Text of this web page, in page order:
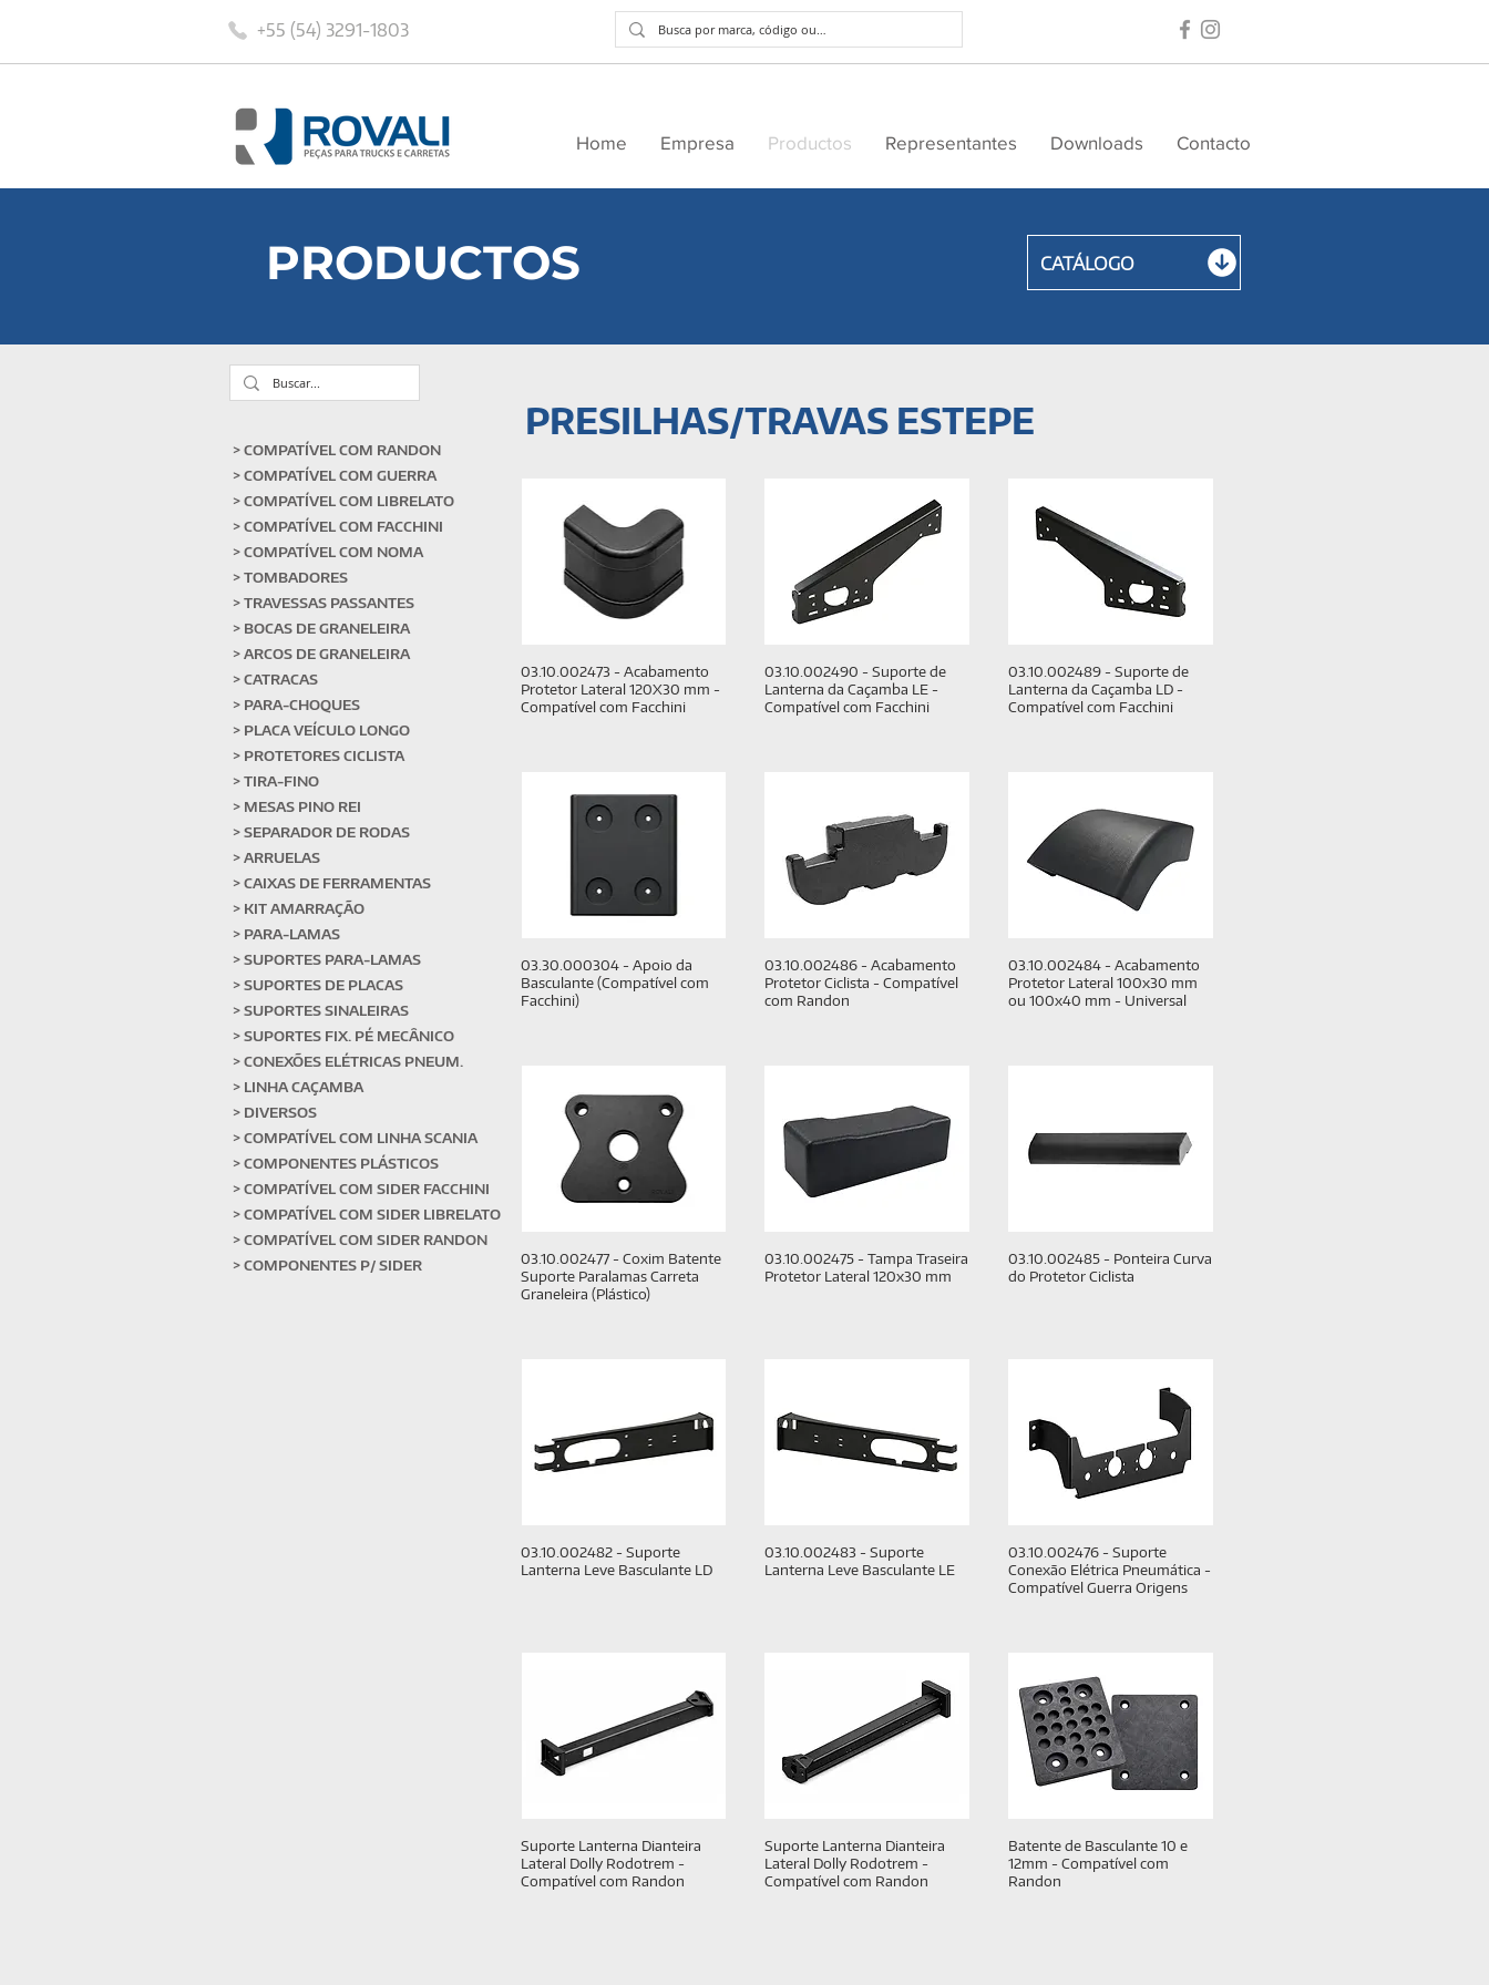
+55 (54) 3291-1803
Home Empresa Productos Representantes Downloads Contacto
PRODUCTOS CATÁLOGO
PRESILHAS/TRAVAS ESTEPE
03.10.002473 - Acabamento
Protetor Lateral 120X30 mm -
Compatível com Facchini
03.10.002490 - Suporte de
Lanterna da Caçamba LE -
Compatível com Facchini
03.10.002489 - Suporte de
Lanterna da Caçamba LD -
Compatível com Facchini
03.30.000304 - Apoio da
Basculante (Compatível com
Facchini)
03.10.002486 - Acabamento
Protetor Ciclista - Compatível
com Randon
03.10.002484 - Acabamento
Protetor Lateral 100x30 mm
ou 100x40 mm - Universal
03.10.002477 - Coxim Batente
Suporte Paralamas Carreta
Graneleira (Plástico)
03.10.002475 - Tampa Traseira
Protetor Lateral 120x30 mm
03.10.002485 - Ponteira Curva
do Protetor Ciclista
03.10.002482 - Suporte
Lanterna Leve Basculante LD
03.10.002483 - Suporte
Lanterna Leve Basculante LE
03.10.002476 - Suporte
Conexão Elétrica Pneumática -
Compatível Guerra Origens
Suporte Lanterna Dianteira
Lateral Dolly Rodotrem -
Compatível com Randon
Suporte Lanterna Dianteira
Lateral Dolly Rodotrem -
Compatível com Randon
Batente de Basculante 10 e
12mm - Compatível com
Randon
> COMPATÍVEL COM RANDON
> COMPATÍVEL COM GUERRA
> COMPATÍVEL COM LIBRELATO
> COMPATÍVEL COM FACCHINI
> COMPATÍVEL COM NOMA
> TOMBADORES
> TRAVESSAS PASSANTES
> BOCAS DE GRANELEIRA
> ARCOS DE GRANELEIRA
> CATRACAS
> PARA-CHOQUES
> PLACA VEÍCULO LONGO
> PROTETORES CICLISTA
> TIRA-FINO
> MESAS PINO REI
> SEPARADOR DE RODAS
> ARRUELAS
> CAIXAS DE FERRAMENTAS
> KIT AMARRAÇÃO
> PARA-LAMAS
> SUPORTES PARA-LAMAS
> SUPORTES DE PLACAS
> SUPORTES SINALEIRAS
> SUPORTES FIX. PÉ MECÂNICO
> CONEXÕES ELÉTRICAS PNEUM.
> LINHA CAÇAMBA
> DIVERSOS
> COMPATÍVEL COM LINHA SCANIA
> COMPONENTES PLÁSTICOS
> COMPATÍVEL COM SIDER FACCHINI
> COMPATÍVEL COM SIDER LIBRELATO
> COMPATÍVEL COM SIDER RANDON
> COMPONENTES P/ SIDER